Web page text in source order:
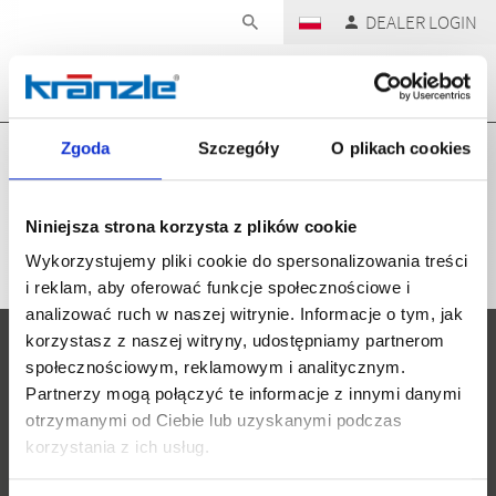
Zgoda Szczegóły O plikach cookies
Niniejsza strona korzysta z plików cookie
Wykorzystujemy pliki cookie do spersonalizowania treści
i reklam, aby oferować funkcje społecznościowe i
analizować ruch w naszej witrynie. Informacje o tym, jak
korzystasz z naszej witryny, udostępniamy partnerom
społecznościowym, reklamowym i analitycznym.
Partnerzy mogą połączyć te informacje z innymi danymi
otrzymanymi od Ciebie lub uzyskanymi podczas
korzystania z ich usług.
DEALER LOGIN
Home Produkty
Josef Kränzle GmbH & Co. KG